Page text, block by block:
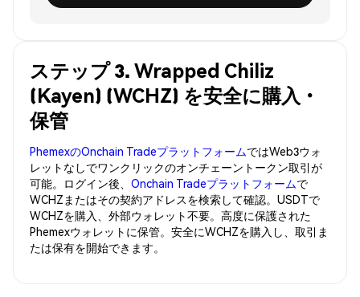
ステップ 3. Wrapped Chiliz
(Kayen) (WCHZ) を安全に購入・
保管
PhemexのOnchain TradeプラットフォームではWeb3ウォ
レットなしでワンクリックのオンチェーントークン取引が
可能。ログイン後、 Onchain Tradeプラットフォームで
WCHZまたはその契約アドレスを検索して確認。USDTで
WCHZを購入、外部ウォレット不要。高度に保護された
Phemexウォレットに保管。安全にWCHZを購入し、取引ま
たは保有を開始できます。